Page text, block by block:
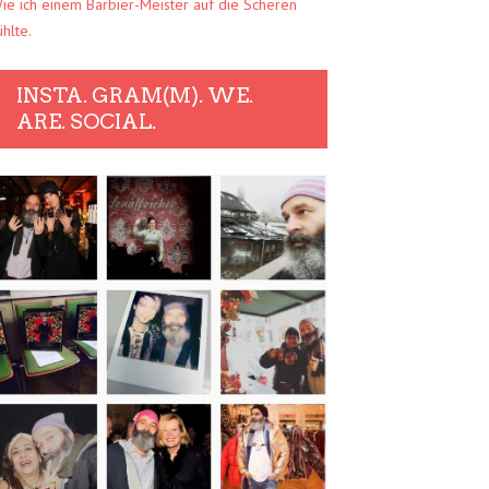
ich einem Barbier-Meister auf die Scheren
INSTA. GRAM(M). WE.
ARE. SOCIAL.